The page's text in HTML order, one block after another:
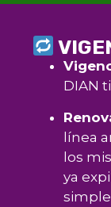
DIAN
línea
los
ya